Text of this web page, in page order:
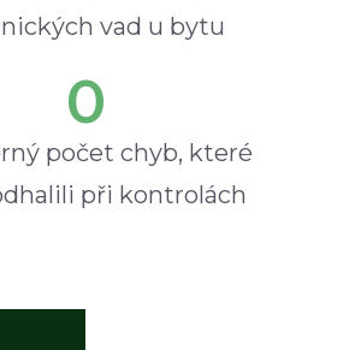
vad u bytu
0
počet chyb, které
při kontrolách